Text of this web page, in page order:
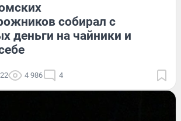
собирал с
деньги на чайники и
4 986 4